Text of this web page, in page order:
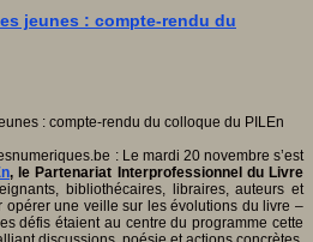
jeunes : compte-rendu du
: Le mardi 20 novembre s’est
, le Partenariat Interprofessionnel du Livre
bibliothécaires, libraires, auteurs et
opérer une veille sur les évolutions du livre –
défis étaient au centre du programme cette